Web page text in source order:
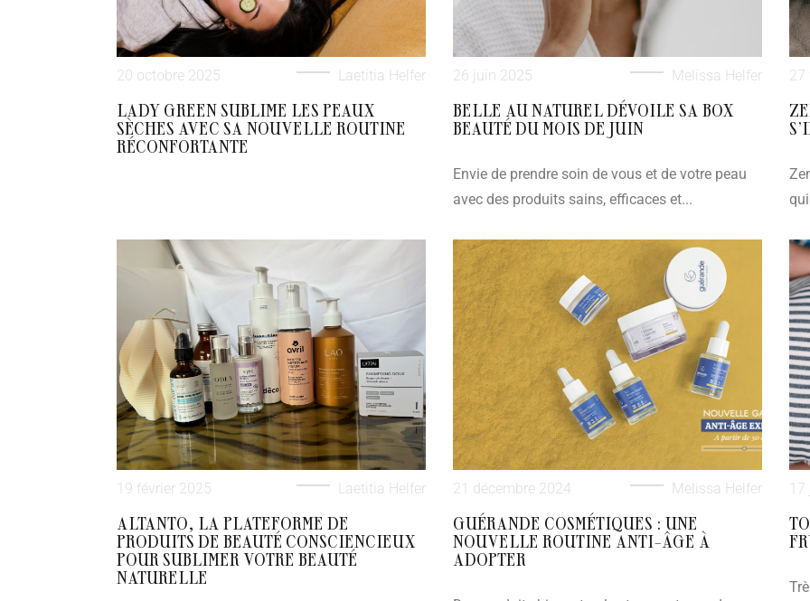
20 octobre 2025 Laetitia Helfer
LADY GREEN SUBLIME LES PEAUX
SÈCHES AVEC SA NOUVELLE ROUTINE
RÉCONFORTANTE
26 juin 2025 Melissa Helfer
BELLE AU NATUREL DÉVOILE SA BOX
BEAUTÉ DU MOIS DE JUIN
Envie de prendre soin de vous et de votre peau
avec des produits sains, efficaces et...
27
19 février 2025 Laetitia Helfer
ALTANTO, LA PLATEFORME DE
PRODUITS DE BEAUTÉ CONSCIENCIEUX
POUR SUBLIMER VOTRE BEAUTÉ
NATURELLE
21 décembre 2024 Melissa Helfer
GUÉRANDE COSMÉTIQUES : UNE
NOUVELLE ROUTINE ANTI-ÂGE À
ADOPTER
17